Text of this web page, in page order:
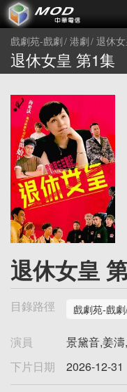
戲劇苑-戲劇 港劇 退休女
退休女皇 第1集
退休女皇
目錄路徑 戲劇苑-戲
演員
景黛音,姜
下片日期
2026-12-31